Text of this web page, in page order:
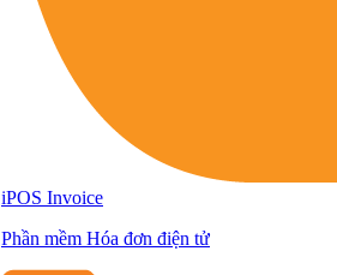
iPOS Invoice
Phần mềm Hóa đơn điện tử